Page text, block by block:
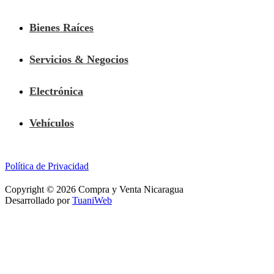
Bienes Raíces
Servicios & Negocios
Electrónica
Vehículos
Política de Privacidad
Copyright © 2026 Compra y Venta Nicaragua
Desarrollado porTuaniWeb